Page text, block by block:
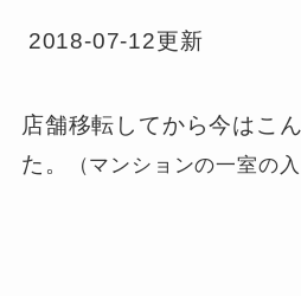
2018-07-12更新
店舗移転してから今はこ
た。
（マンションの一室の入